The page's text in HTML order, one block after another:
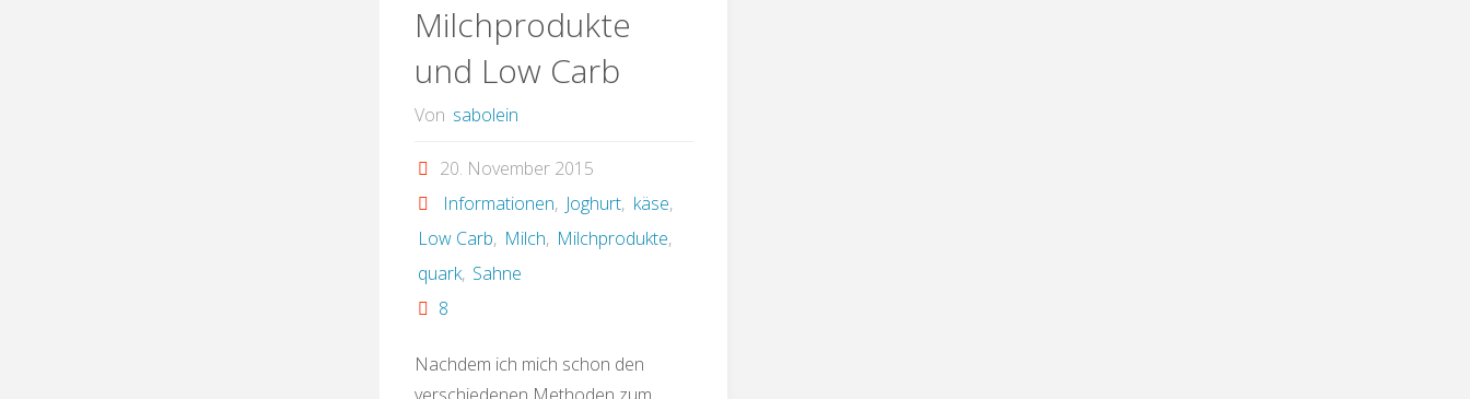
Milchprodukte
und Low Carb
Von sabolein
20. November 2015
Informationen, Joghurt, käse,
Low Carb, Milch, Milchprodukte,
quark, Sahne
8
Nachdem ich mich schon den